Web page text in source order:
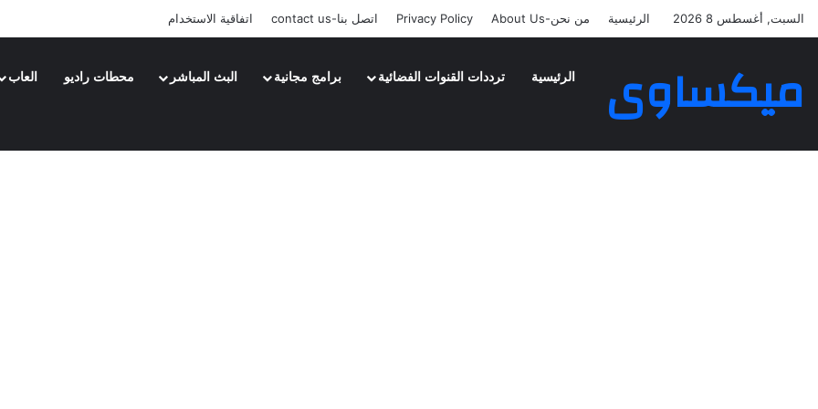
السبت, أغسطس 8 2026 الرئيسية من نحن-About Us Privacy Policy اتصل بنا-contact us اتفاقية الاستخدام
ميكساوى الرئيسية ترددات القنوات الفضائية برامج مجانية البث المباشر محطات راديو العاب